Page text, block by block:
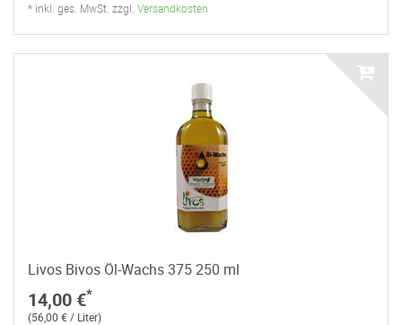
* inkl. ges. MwSt. zzgl. Versandkosten
Livos Bivos Öl-Wachs 375 250 ml
14,00 €*
(56,00 € / Liter)